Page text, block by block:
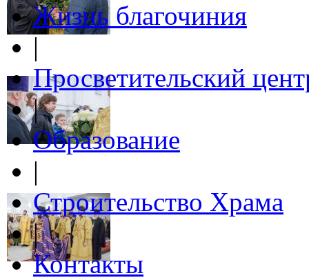
Жизнь благочиния
|
Просветительский
|
Образование
|
Строительство Храма
|
Контакты